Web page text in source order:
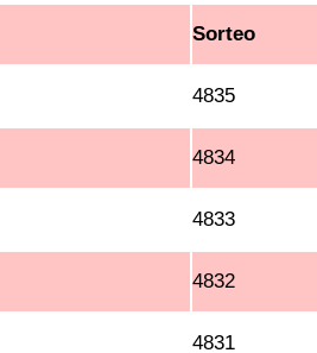
Sorteo
4835
4834
4833
4832
4831